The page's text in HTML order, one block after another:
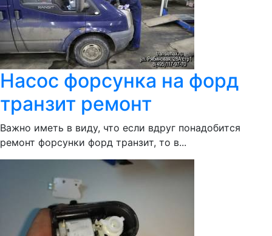
Насос форсунка на форд
транзит ремонт
Важно иметь в виду, что если вдруг понадобится
ремонт форсунки форд транзит, то в...